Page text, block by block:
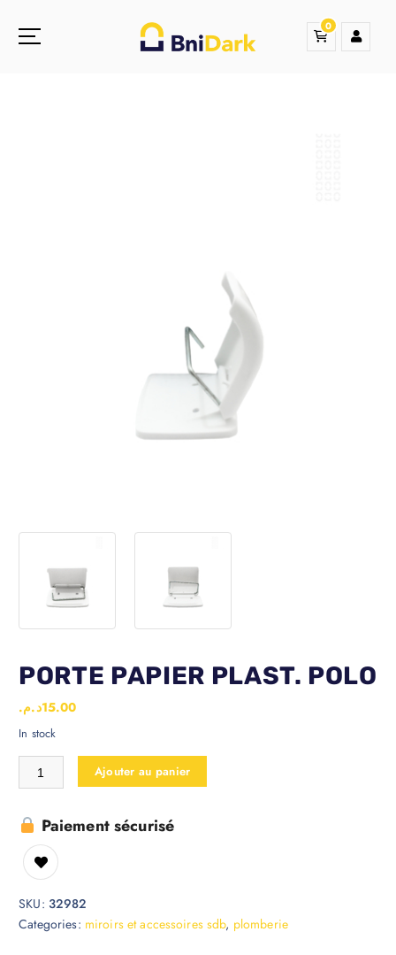
0
PORTE PAPIER PLAST. POLO
15.00د.م.
In stock
Ajouter au panier
Paiement sécurisé
SKU: 32982
Categories: miroirs et accessoires sdb, plomberie